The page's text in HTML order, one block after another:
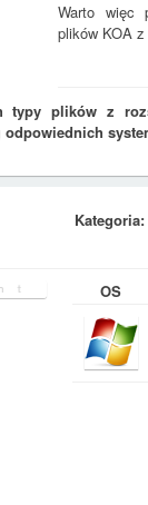
Warto więc
plików KOA
typy plików z
odpowiednich
Kategoria:
OS